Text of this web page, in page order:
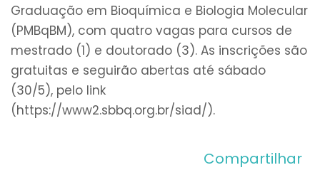
Graduação em Bioquímica e Biologia Molecular
(PMBqBM), com quatro vagas para cursos de
mestrado (1) e doutorado (3). As inscrições são
gratuitas e seguirão abertas até sábado
(30/5), pelo link
(https://www2.sbbq.org.br/siad/).
Compartilhar